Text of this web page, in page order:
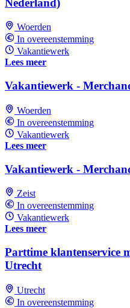
Nederland)
Woerden
In overeenstemming
Vakantiewerk
Lees meer
Vakantiewerk -
Woerden
In overeenstemming
Vakantiewerk
Lees meer
Vakantiewerk -
Zeist
In overeenstemming
Vakantiewerk
Lees meer
Parttime klantenservice
Utrecht
Utrecht
In overeenstemming